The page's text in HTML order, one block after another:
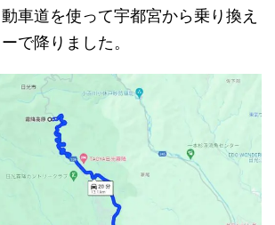
車道を使って宇都宮から乗り換え
で降りました。